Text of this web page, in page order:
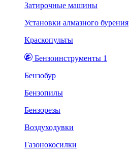
Затирочные машины
Установки алмазного бурения
Краскопульты
Бензоинструменты 1
Бензобур
Бензопилы
Бензорезы
Воздуходувки
Газонокосилки